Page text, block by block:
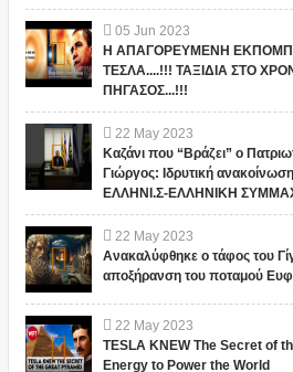
05 Jun 2023
Η ΑΠΑΓΟΡΕΥΜΕΝΗ
ΤΕΣΛΑ....!!! ΤΑΞΙΔΙΑ ΣΤΟ
ΠΗΓΑΣΟΣ...!!!
22 May 2023
Καζάνι που “Βράζει” ο
Γιώργος: Ιδρυτική
ΕΛΛΗΝΙ.Σ-ΕΛΛΗΝΙΚΗ
22 May 2023
Ανακαλύφθηκε ο τάφος του
αποξήρανση του ποταμού
22 May 2023
TESLA KNEW The Secret of
Energy to Power the World